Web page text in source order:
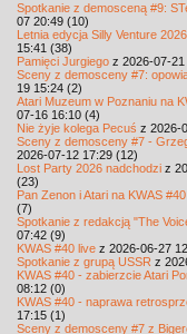
Spotkanie z demosceną #9:
07 20:49 (10)
Letnia edycja Silly Venture 2026
15:41 (38)
Pamięci Jurgiego z 2026-07-21
Sceny z demosceny #7:
19 15:24 (2)
Atari Muzeum w Poznaniu na
07-16 16:10 (4)
Nie żyje kolega Pecuś z 2026-
Sceny z demosceny #7 -
2026-07-12 17:29 (12)
Lost Party 2026 nadchodzi z
(23)
Pan Zenon i Atari na KWAS #40
(7)
Spotkanie z redakcją "The
07:42 (9)
KWAS #40 live z 2026-06-27
Spotkanie z grupą USSR z
KWAS #40 - zabierzcie Atari
08:12 (0)
KWAS #40 - naprawa
17:15 (1)
Sceny z demosceny #7 z